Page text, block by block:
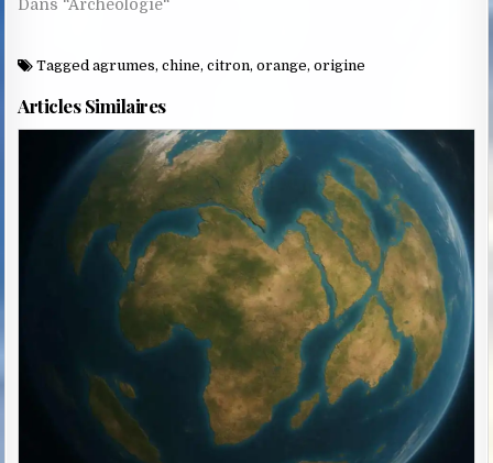
Dans "Archéologie"
Taggedagrumes,chine,citron,orange,origine
Articles Similaires
Posted